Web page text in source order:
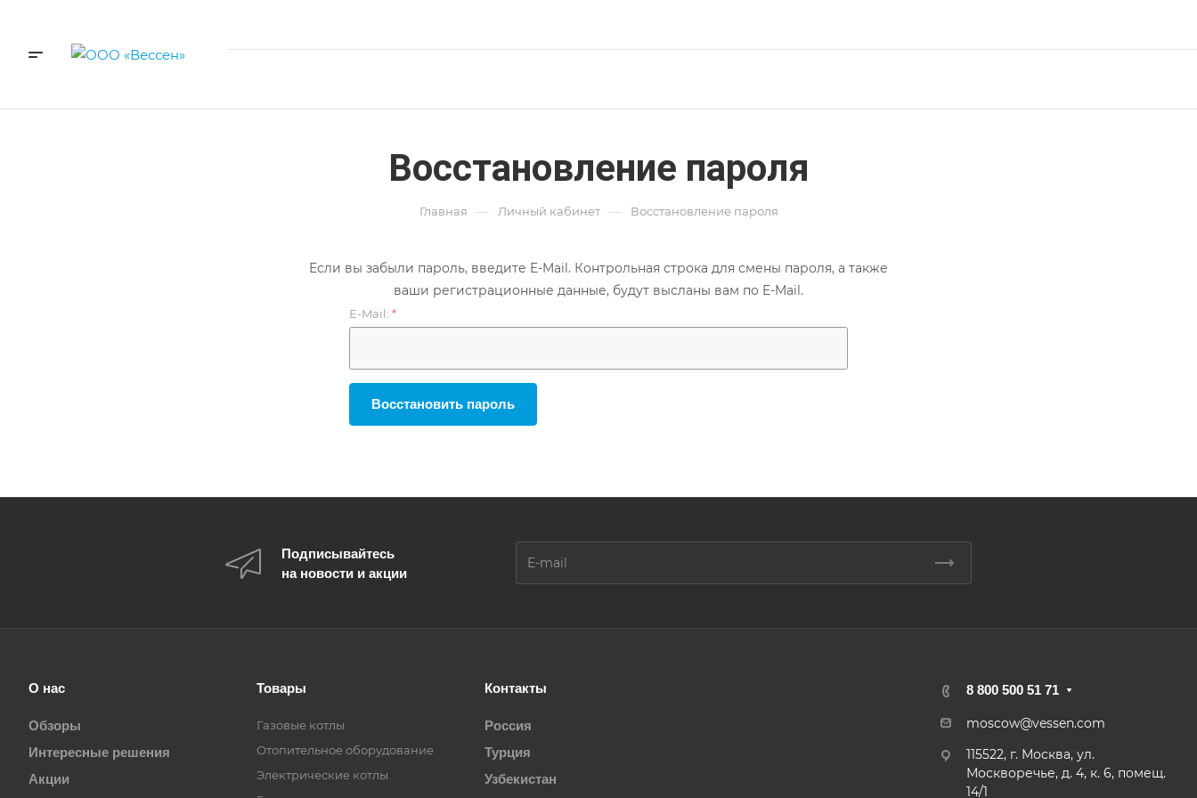
Восстановление пароля
Главная — Личный кабинет — Восстановление пароля
Если вы забыли пароль, введите E-Mail. Контрольная строка для смены пароля, а также
ваши регистрационные данные, будут высланы вам по E-Mail.
E-Mail: *
Восстановить пароль
Подписывайтесь
на новости и акции
О нас
Обзоры
Интересные решения
Акции
Товары
Газовые котлы
Отопительное оборудование
Электрические котлы
Контакты
Россия
Турция
Узбекистан
8 800 500 51 71
moscow@vessen.com
115522, г. Москва, ул.
Москворечье, д. 4, к. 6, помещ.
14/1